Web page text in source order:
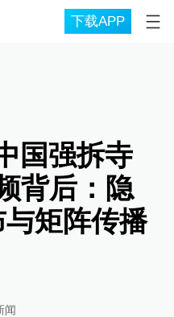
下载APP
国强拆寺
背后：隐
矩阵传播
闻